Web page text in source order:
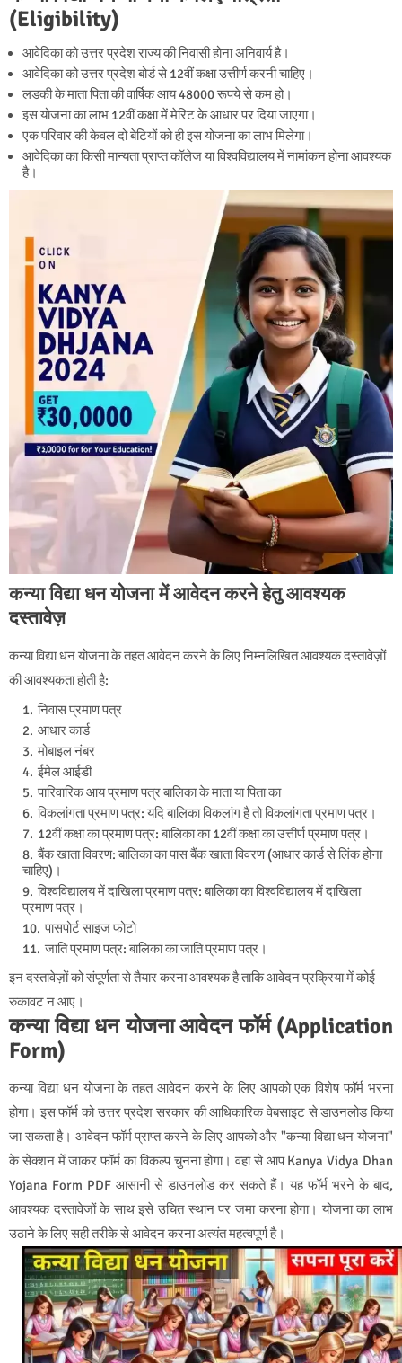
(Eligibility)
आवेदिका को उत्तर प्रदेश राज्य की निवासी होना अनिवार्य है।
आवेदिका को उत्तर प्रदेश बोर्ड से 12वीं कक्षा उत्तीर्ण करनी चाहिए।
लडकी के माता पिता की वार्षिक आय 48000 रूपये से कम हो।
इस योजना का लाभ 12वीं कक्षा में मेरिट के आधार पर दिया जाएगा।
एक परिवार की केवल दो बेटियों को ही इस योजना का लाभ मिलेगा।
आवेदिका का किसी मान्यता प्राप्त कॉलेज या विश्वविद्यालय में नामांकन होना आवश्यक
है।
कन्या विद्या धन योजना में आवेदन करने हेतु आवश्यक
दस्तावेज़
कन्या विद्या धन योजना के तहत आवेदन करने के लिए निम्नलिखित आवश्यक दस्तावेज़ों
की आवश्यकता होती है:
निवास प्रमाण पत्र
आधार कार्ड
मोबाइल नंबर
ईमेल आईडी
पारिवारिक आय प्रमाण पत्र बालिका के माता या पिता का
विकलांगता प्रमाण पत्र: यदि बालिका विकलांग है तो विकलांगता प्रमाण पत्र।
12वीं कक्षा का प्रमाण पत्र: बालिका का 12वीं कक्षा का उत्तीर्ण प्रमाण पत्र।
बैंक खाता विवरण: बालिका का पास बैंक खाता विवरण (आधार कार्ड से लिंक होना
चाहिए)।
विश्वविद्यालय में दाखिला प्रमाण पत्र: बालिका का विश्वविद्यालय में दाखिला
प्रमाण पत्र।
पासपोर्ट साइज फोटो
जाति प्रमाण पत्र: बालिका का जाति प्रमाण पत्र।
इन दस्तावेज़ों को संपूर्णता से तैयार करना आवश्यक है ताकि आवेदन प्रक्रिया में कोई
रुकावट न आए।
कन्या विद्या धन योजना आवेदन फॉर्म (Application
Form)
कन्या विद्या धन योजना के तहत आवेदन करने के लिए आपको एक विशेष फॉर्म भरना
होगा। इस फॉर्म को उत्तर प्रदेश सरकार की आधिकारिक वेबसाइट से डाउनलोड किया
जा सकता है। आवेदन फॉर्म प्राप्त करने के लिए आपको और "कन्या विद्या धन योजना"
के सेक्शन में जाकर फॉर्म का विकल्प चुनना होगा। वहां से आप Kanya Vidya Dhan
Yojana Form PDF आसानी से डाउनलोड कर सकते हैं। यह फॉर्म भरने के बाद,
आवश्यक दस्तावेजों के साथ इसे उचित स्थान पर जमा करना होगा। योजना का लाभ
उठाने के लिए सही तरीके से आवेदन करना अत्यंत महत्वपूर्ण है।